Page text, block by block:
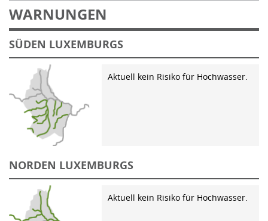
WARNUNGEN
SÜDEN LUXEMBURGS
Aktuell kein Risiko für Hochwasser.
NORDEN LUXEMBURGS
Aktuell kein Risiko für Hochwasser.